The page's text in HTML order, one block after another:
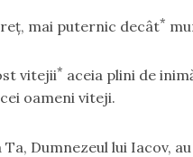
mai puternic decât*
vitejii* aceia plini de
oameni viteji.
Dumnezeul lui Iacov,